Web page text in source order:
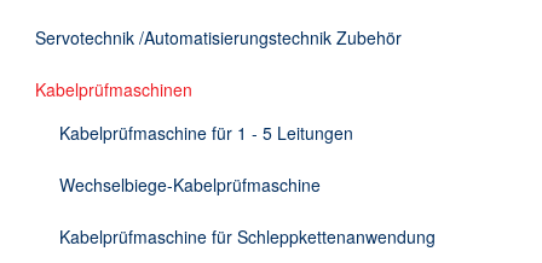
Servotechnik /Automatisierungstechnik Zubehör
Kabelprüfmaschinen
Kabelprüfmaschine für 1 - 5 Leitungen
Wechselbiege-Kabelprüfmaschine
Kabelprüfmaschine für Schleppkettenanwendung